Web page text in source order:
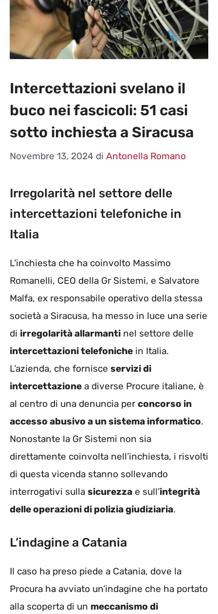
Intercettazioni svelano il
buco nei fascicoli: 51 casi
sotto inchiesta a Siracusa
Novembre 13, 2024 di Antonella Romano
Irregolarità nel settore delle
intercettazioni telefoniche in
Italia
L’inchiesta che ha coinvolto Massimo
Romanelli, CEO della Gr Sistemi, e Salvatore
Malfa, ex responsabile operativo della stessa
società a Siracusa, ha messo in luce una serie
di irregolarità allarmanti nel settore delle
intercettazioni telefoniche in Italia.
L’azienda, che fornisce servizi di
intercettazione a diverse Procure italiane, è
al centro di una denuncia per concorso in
accesso abusivo a un sistema informatico.
Nonostante la Gr Sistemi non sia
direttamente coinvolta nell’inchiesta, i risvolti
di questa vicenda stanno sollevando
interrogativi sulla sicurezza e sull’integrità
delle operazioni di polizia giudiziaria.
L’indagine a Catania
Il caso ha preso piede a Catania, dove la
Procura ha avviato un’indagine che ha portato
alla scoperta di un meccanismo di